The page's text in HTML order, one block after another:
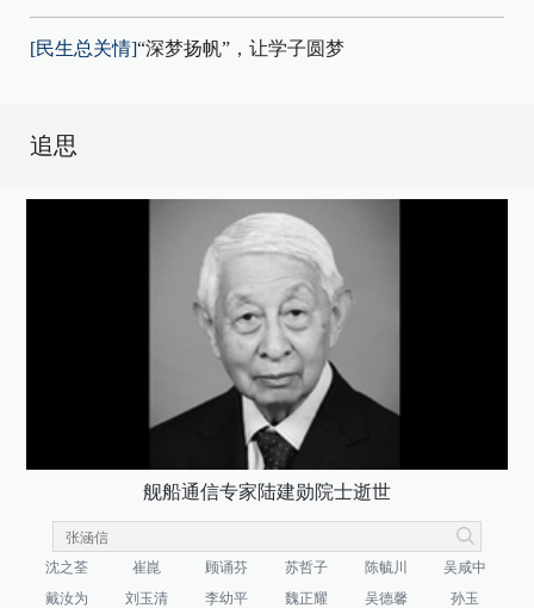
[民生总关情]“深梦扬帆”，让学子圆梦
追思
舰船通信专家陆建勋院士逝世
沈之荃 崔崑 顾诵芬 苏哲子 陈毓川
吴咸中
戴汝为
刘玉清 李幼平 魏正耀 吴德馨 孙玉